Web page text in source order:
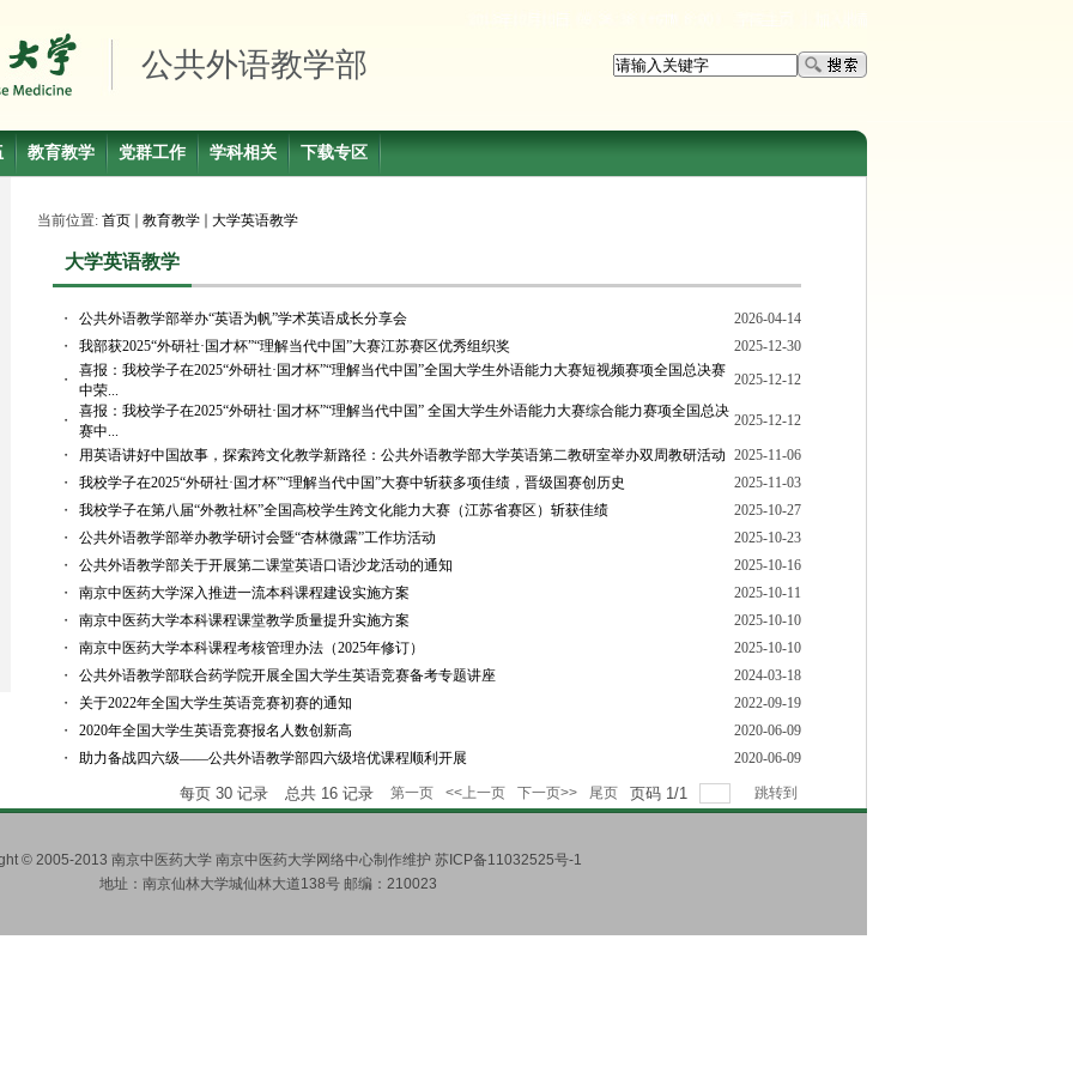
公共外语教学部
教育教学 党群工作 学科相关 下载专区
当前位置: 首页 教育教学 大学英语教学
大学英语教学
・ 公共外语教学部举办“英语为帆”学术英语成长分享会
2026-04-14
・
我部获2025“外研社·国才杯”“理解当代中国”大赛江苏赛区优秀组织奖
2025-12-30
・
喜报：我校学子在2025“外研社·国才杯”“理解当代中国”全国大学生外语能力大赛短视频赛项全国总决赛
中荣...
2025-12-12
・
喜报：我校学子在2025“外研社·国才杯”“理解当代中国” 全国大学生外语能力大赛综合能力赛项全国总决
赛中...
2025-12-12
・ 用英语讲好中国故事，探索跨文化教学新路径：公共外语教学部大学英语第二教研室举办双周教研活动 2025-11-06
・
我校学子在2025“外研社·国才杯”“理解当代中国”大赛中斩获多项佳绩，晋级国赛创历史
2025-11-03
・
我校学子在第八届“外教社杯”全国高校学生跨文化能力大赛（江苏省赛区）斩获佳绩
2025-10-27
・
公共外语教学部举办教学研讨会暨“杏林微露”工作坊活动
2025-10-23
・
公共外语教学部关于开展第二课堂英语口语沙龙活动的通知
2025-10-16
・
南京中医药大学深入推进一流本科课程建设实施方案
2025-10-11
・
南京中医药大学本科课程课堂教学质量提升实施方案
2025-10-10
・
南京中医药大学本科课程考核管理办法（2025年修订）
2025-10-10
・
公共外语教学部联合药学院开展全国大学生英语竞赛备考专题讲座
2024-03-18
・
关于2022年全国大学生英语竞赛初赛的通知
2022-09-19
・
2020年全国大学生英语竞赛报名人数创新高
2020-06-09
・
助力备战四六级——公共外语教学部四六级培优课程顺利开展 2020-06-09
每页 30 记录 总共 16 记录 第一页 <<上一页 下一页>> 尾页 页码 1/1 跳转到
© 2005-2013 南京中医药大学 南京中医药大学网络中心制作维护 苏ICP备11032525号-1
地址：南京仙林大学城仙林大道138号 邮编：210023